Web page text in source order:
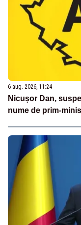
6 aug. 2026, 11:24
Nicușor Dan,
nume de prim-